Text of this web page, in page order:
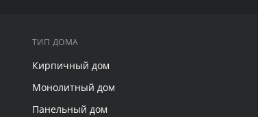
ТИП ДОМА
Кирпичный дом
Монолитный дом
Панельный дом